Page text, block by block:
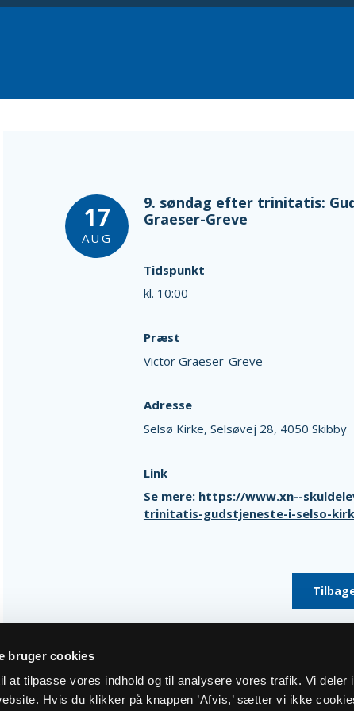
bruger cookies
at tilpasse vores indhold og til analysere vores trafik. Vi deler
Hvis du klikker på knappen ’Afvis,’ sætter vi ikke
17
AUG
9. søndag efter trinitatis:
Graeser-Greve
Tidspunkt
kl. 10:00
Præst
Victor Graeser-Greve
Adresse
Selsø Kirke, Selsøvej 28, 4050 Skibby
Link
Se mere: https://www.xn--
trinitatis-gudstjeneste-i-selso-